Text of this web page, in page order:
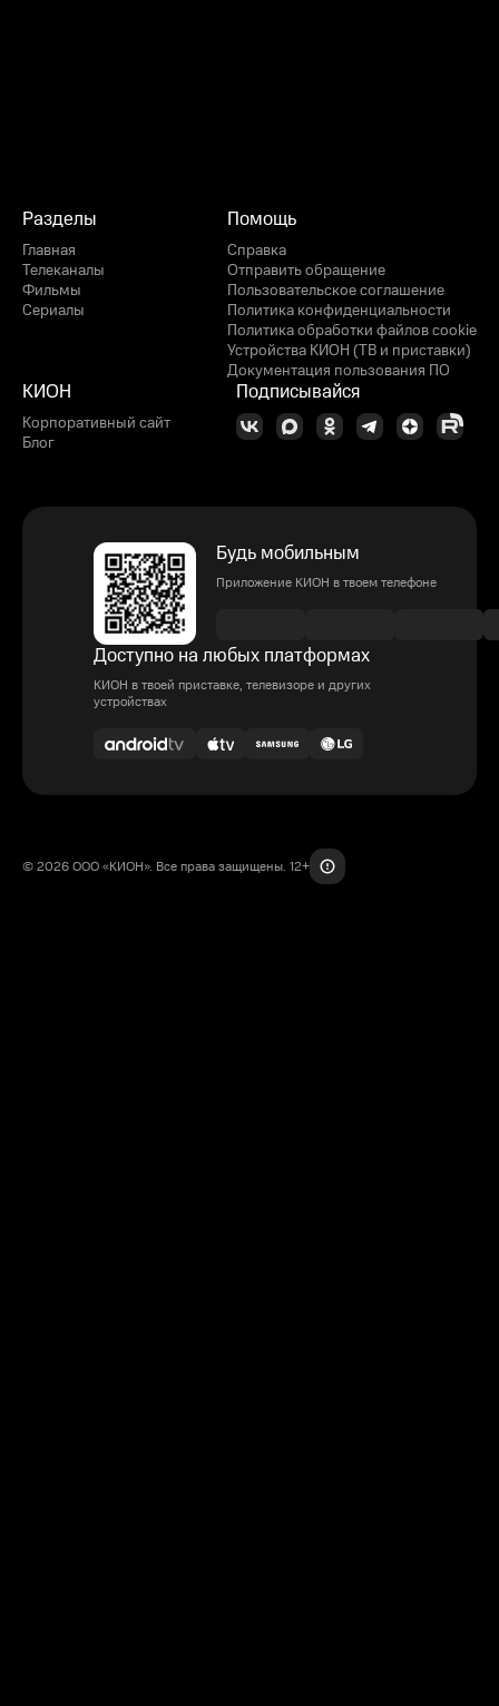
Разделы
Главная
Телеканалы
Фильмы
Сериалы
Помощь
Справка
Отправить обращение
Пользовательское соглашение
Политика конфиденциальности
Политика обработки файлов cookie
Устройства КИОН (ТВ и приставки)
Документация пользования ПО
КИОН
Корпоративный сайт
Блог
Подписывайся
Будь мобильным
Приложение КИОН в твоем телефоне
Доступно на любых платформах
КИОН в твоей приставке, телевизоре и других
устройствах
© 2026 ООО «КИОН». Все права защищены. 12+